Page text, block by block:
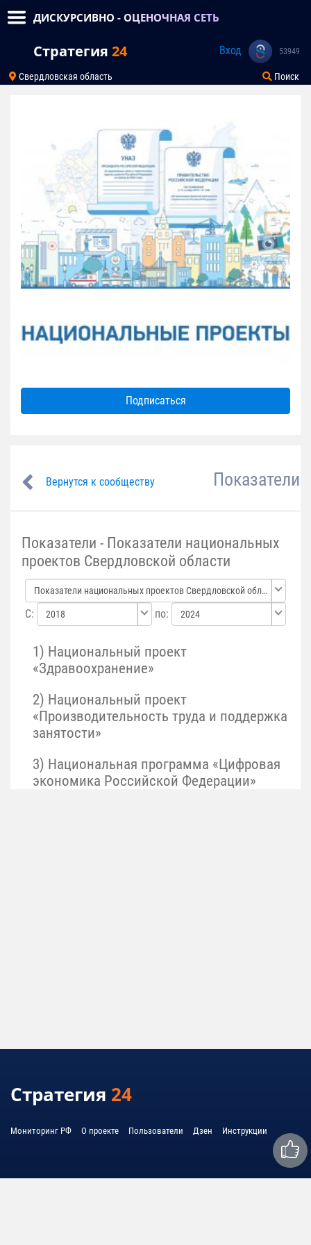
ДИСКУРСИВНО - ОЦЕНОЧНАЯ СЕТЬ
Стратегия 24 Вход 53949
Свердловская область Поиск
Подписаться
Вернутся к сообществу Показатели
Показатели - Показатели национальных
проектов Свердловской области
Показатели национальных проектов Свердловской области
С: 2018 по: 2024
1) Национальный проект
«Здравоохранение»
2) Национальный проект
«Производительность труда и поддержка
занятости»
3) Национальная программа «Цифровая
экономика Российской Федерации»
Стратегия 24
Мониторинг РФ О проекте Пользователи Дзен Инструкции